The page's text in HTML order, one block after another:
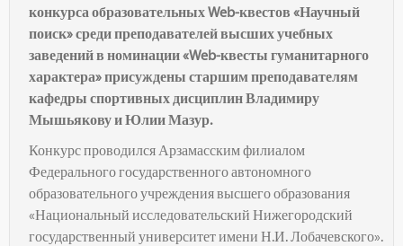
конкурса образовательныхWeb-квестов «Научный
поиск» среди преподавателей высших учебных
заведений в номинации «Web-квесты гуманитарного
характера»присуждены старшим преподавателям
кафедры спортивных дисциплин Владимиру
Мышьякову и Юлии Мазур.
Конкурс проводился Арзамасским филиалом
Федерального государственного автономного
образовательного учреждения высшего образования
«Национальный исследовательский Нижегородский
государственный университет имени Н.И. Лобачевского».